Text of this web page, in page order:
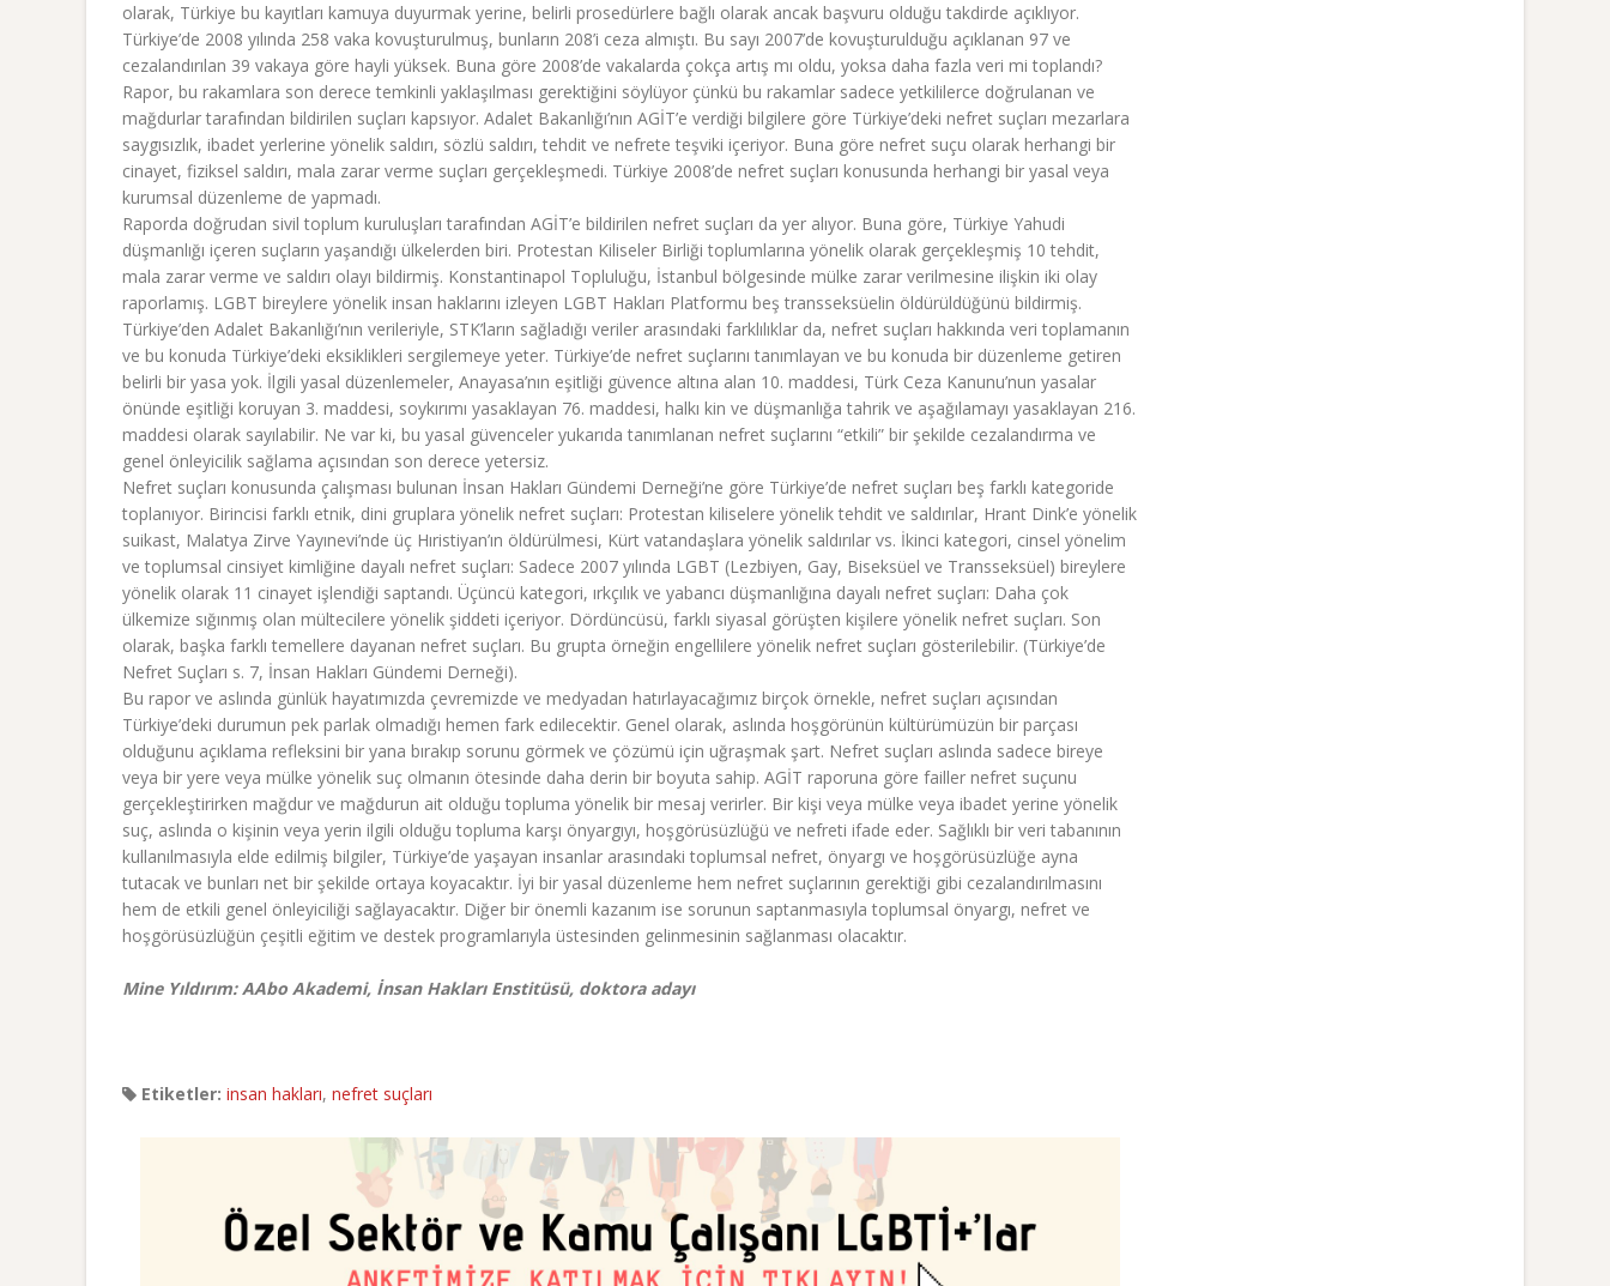
olarak, Türkiye bu kayıtları kamuya duyurmak yerine, belirli prosedürlere bağlı olarak ancak başvuru olduğu takdirde açıklıyor.
Türkiye’de 2008 yılında 258 vaka kovuşturulmuş, bunların 208’i ceza almıştı. Bu sayı 2007’de kovuşturulduğu açıklanan 97 ve
cezalandırılan 39 vakaya göre hayli yüksek. Buna göre 2008’de vakalarda çokça artış mı oldu, yoksa daha fazla veri mi toplandı?
Rapor, bu rakamlara son derece temkinli yaklaşılması gerektiğini söylüyor çünkü bu rakamlar sadece yetkililerce doğrulanan ve
mağdurlar tarafından bildirilen suçları kapsıyor. Adalet Bakanlığı’nın AGİT’e verdiği bilgilere göre Türkiye’deki nefret suçları mezarlara
saygısızlık, ibadet yerlerine yönelik saldırı, sözlü saldırı, tehdit ve nefrete teşviki içeriyor. Buna göre nefret suçu olarak herhangi bir
cinayet, fiziksel saldırı, mala zarar verme suçları gerçekleşmedi. Türkiye 2008’de nefret suçları konusunda herhangi bir yasal veya
kurumsal düzenleme de yapmadı.
Raporda doğrudan sivil toplum kuruluşları tarafından AGİT’e bildirilen nefret suçları da yer alıyor. Buna göre, Türkiye Yahudi
düşmanlığı içeren suçların yaşandığı ülkelerden biri. Protestan Kiliseler Birliği toplumlarına yönelik olarak gerçekleşmiş 10 tehdit,
mala zarar verme ve saldırı olayı bildirmiş. Konstantinapol Topluluğu, İstanbul bölgesinde mülke zarar verilmesine ilişkin iki olay
raporlamış. LGBT bireylere yönelik insan haklarını izleyen LGBT Hakları Platformu beş transseksüelin öldürüldüğünü bildirmiş.
Türkiye’den Adalet Bakanlığı’nın verileriyle, STK’ların sağladığı veriler arasındaki farklılıklar da, nefret suçları hakkında veri toplamanın
ve bu konuda Türkiye’deki eksiklikleri sergilemeye yeter. Türkiye’de nefret suçlarını tanımlayan ve bu konuda bir düzenleme getiren
belirli bir yasa yok. İlgili yasal düzenlemeler, Anayasa’nın eşitliği güvence altına alan 10. maddesi, Türk Ceza Kanunu’nun yasalar
önünde eşitliği koruyan 3. maddesi, soykırımı yasaklayan 76. maddesi, halkı kin ve düşmanlığa tahrik ve aşağılamayı yasaklayan 216.
maddesi olarak sayılabilir. Ne var ki, bu yasal güvenceler yukarıda tanımlanan nefret suçlarını “etkili” bir şekilde cezalandırma ve
genel önleyicilik sağlama açısından son derece yetersiz.
Nefret suçları konusunda çalışması bulunan İnsan Hakları Gündemi Derneği’ne göre Türkiye’de nefret suçları beş farklı kategoride
toplanıyor. Birincisi farklı etnik, dini gruplara yönelik nefret suçları: Protestan kiliselere yönelik tehdit ve saldırılar, Hrant Dink’e yönelik
suikast, Malatya Zirve Yayınevi’nde üç Hıristiyan’ın öldürülmesi, Kürt vatandaşlara yönelik saldırılar vs. İkinci kategori, cinsel yönelim
ve toplumsal cinsiyet kimliğine dayalı nefret suçları: Sadece 2007 yılında LGBT (Lezbiyen, Gay, Biseksüel ve Transseksüel) bireylere
yönelik olarak 11 cinayet işlendiği saptandı. Üçüncü kategori, ırkçılık ve yabancı düşmanlığına dayalı nefret suçları: Daha çok
ülkemize sığınmış olan mültecilere yönelik şiddeti içeriyor. Dördüncüsü, farklı siyasal görüşten kişilere yönelik nefret suçları. Son
olarak, başka farklı temellere dayanan nefret suçları. Bu grupta örneğin engellilere yönelik nefret suçları gösterilebilir. (Türkiye’de
Nefret Suçları s. 7, İnsan Hakları Gündemi Derneği).
Bu rapor ve aslında günlük hayatımızda çevremizde ve medyadan hatırlayacağımız birçok örnekle, nefret suçları açısından
Türkiye’deki durumun pek parlak olmadığı hemen fark edilecektir. Genel olarak, aslında hoşgörünün kültürümüzün bir parçası
olduğunu açıklama refleksini bir yana bırakıp sorunu görmek ve çözümü için uğraşmak şart. Nefret suçları aslında sadece bireye
veya bir yere veya mülke yönelik suç olmanın ötesinde daha derin bir boyuta sahip. AGİT raporuna göre failler nefret suçunu
gerçekleştirirken mağdur ve mağdurun ait olduğu topluma yönelik bir mesaj verirler. Bir kişi veya mülke veya ibadet yerine yönelik
suç, aslında o kişinin veya yerin ilgili olduğu topluma karşı önyargıyı, hoşgörüsüzlüğü ve nefreti ifade eder. Sağlıklı bir veri tabanının
kullanılmasıyla elde edilmiş bilgiler, Türkiye’de yaşayan insanlar arasındaki toplumsal nefret, önyargı ve hoşgörüsüzlüğe ayna
tutacak ve bunları net bir şekilde ortaya koyacaktır. İyi bir yasal düzenleme hem nefret suçlarının gerektiği gibi cezalandırılmasını
hem de etkili genel önleyiciliği sağlayacaktır. Diğer bir önemli kazanım ise sorunun saptanmasıyla toplumsal önyargı, nefret ve
hoşgörüsüzlüğün çeşitli eğitim ve destek programlarıyla üstesinden gelinmesinin sağlanması olacaktır.
Mine Yıldırım: AAbo Akademi, İnsan Hakları Enstitüsü, doktora adayı
Etiketler: insan hakları, nefret suçları